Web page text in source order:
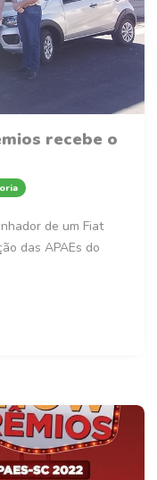
recebe o
de um Fiat
das APAEs do